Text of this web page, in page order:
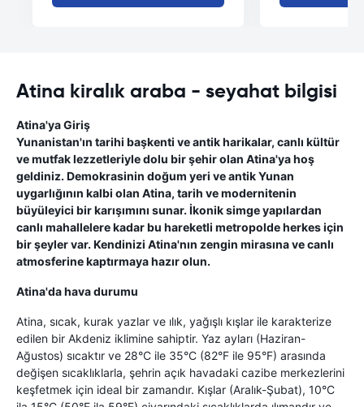
Atina kiralık araba - seyahat bilgisi
Atina'ya Giriş
Yunanistan'ın tarihi başkenti ve antik harikalar, canlı kültür
ve mutfak lezzetleriyle dolu bir şehir olan Atina'ya hoş
geldiniz. Demokrasinin doğum yeri ve antik Yunan
uygarlığının kalbi olan Atina, tarih ve modernitenin
büyüleyici bir karışımını sunar. İkonik simge yapılardan
canlı mahallelere kadar bu hareketli metropolde herkes için
bir şeyler var. Kendinizi Atina'nın zengin mirasına ve canlı
atmosferine kaptırmaya hazır olun.
Atina'da hava durumu
Atina, sıcak, kurak yazlar ve ılık, yağışlı kışlar ile karakterize
edilen bir Akdeniz iklimine sahiptir. Yaz ayları (Haziran-
Ağustos) sıcaktır ve 28°C ile 35°C (82°F ile 95°F) arasında
değişen sıcaklıklarla, şehrin açık havadaki cazibe merkezlerini
keşfetmek için ideal bir zamandır. Kışlar (Aralık-Şubat), 10°C